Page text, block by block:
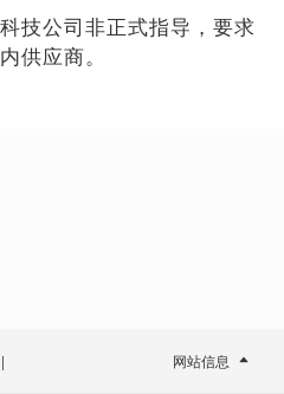
技公司非正式指导，要求
供应商。
| 网站信息